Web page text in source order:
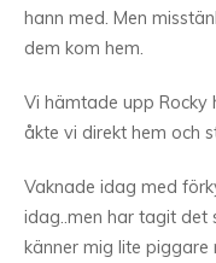
hann med. Men
dem kom hem.
Vi hämtade upp Rocky
åkte vi direkt hem och
Vaknade idag med
idag..men har tagit
känner mig lite